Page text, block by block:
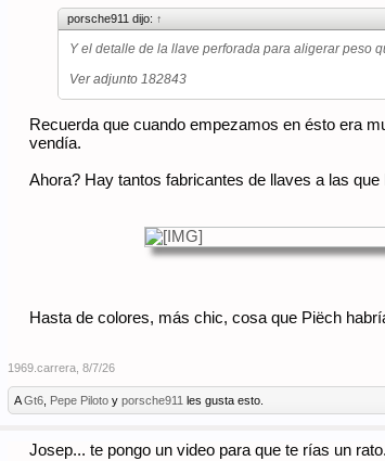
porsche911 dijo: ↑
Y el detalle de la llave perforada para aligerar peso
Ver adjunto 182843
Recuerda que cuando empezamos en ésto era
vendía.
Ahora? Hay tantos fabricantes de llaves a las
Hasta de colores, más chic, cosa que Piëch
1969.carrera 8/7/26
AGt6 Pepe Piloto yporsche911 les gusta esto.
Josep... te pongo un video para que te rías un